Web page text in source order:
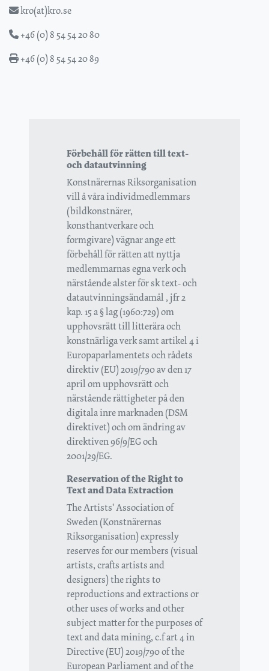
kro(at)kro.se
+46 (0) 8 54 54 20 80
+46 (0) 8 54 54 20 89
Förbehåll för rätten till text-
och datautvinning
Konstnärernas Riksorganisation
vill å våra individmedlemmars
(bildkonstnärer,
konsthantverkare och
formgivare) vägnar ange ett
förbehåll för rätten att nyttja
medlemmarnas egna verk och
närstående alster för sk text- och
datautvinningsändamål , jfr 2
kap. 15 a § lag (1960:729) om
upphovsrätt till litterära och
konstnärliga verk samt artikel 4 i
Europaparlamentets och rådets
direktiv (EU) 2019/790 av den 17
april om upphovsrätt och
närstående rättigheter på den
digitala inre marknaden (DSM
direktivet) och om ändring av
direktiven 96/9/EG och
2001/29/EG.
Reservation of the Right to
Text and Data Extraction
The Artists' Association of
Sweden (Konstnärernas
Riksorganisation) expressly
reserves for our members (visual
artists, crafts artists and
designers) the rights to
reproductions and extractions or
other uses of works and other
subject matter for the purposes of
text and data mining, c.f art 4 in
Directive (EU) 2019/790 of the
European Parliament and of the